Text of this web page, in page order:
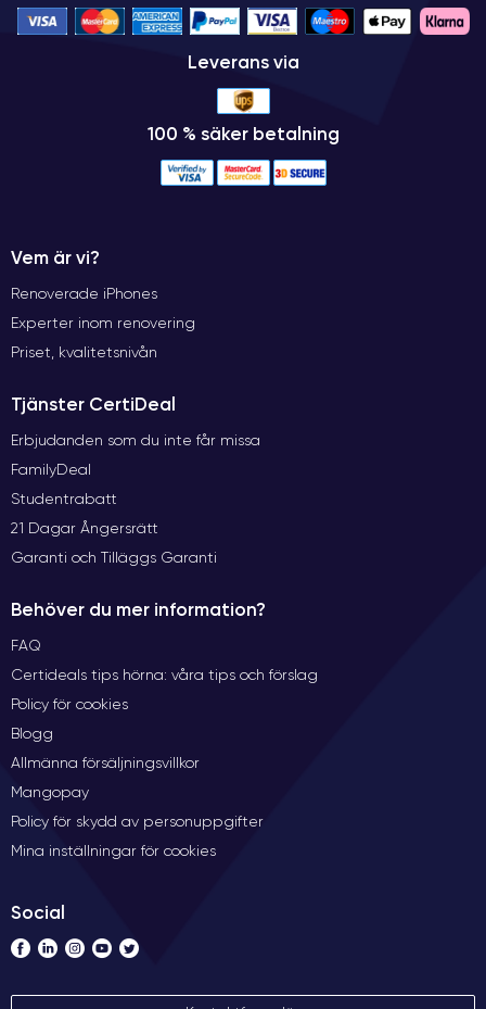
Leverans via
100 % säker betalning
Vem är vi?
Renoverade iPhones
Experter inom renovering
Priset, kvalitetsnivån
Tjänster CertiDeal
Erbjudanden som du inte får missa
FamilyDeal
Studentrabatt
21 Dagar Ångersrätt
Garanti och Tilläggs Garanti
Behöver du mer information?
FAQ
Certideals tips hörna: våra tips och förslag
Policy för cookies
Blogg
Allmänna försäljningsvillkor
Mangopay
Policy för skydd av personuppgifter
Mina inställningar för cookies
Social